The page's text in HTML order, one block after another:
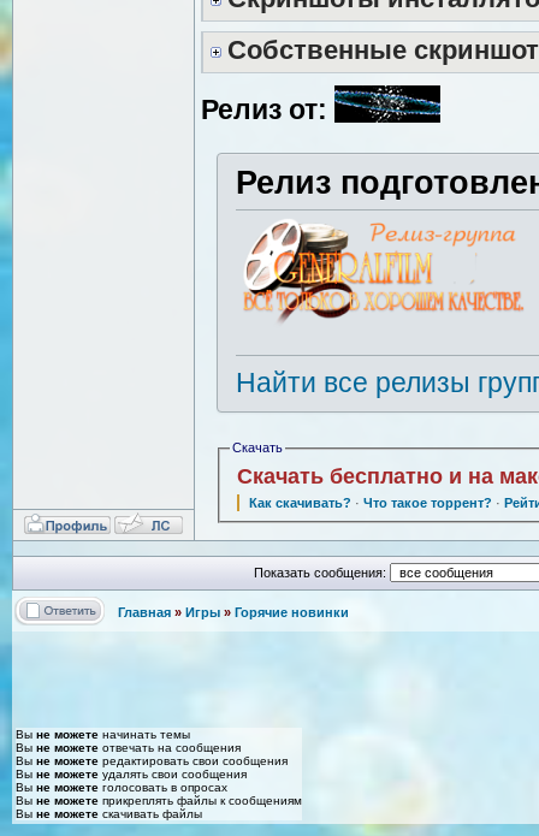
Собственные
Релиз от:
Релиз
Найти все релизы
Скачать
Скачать бесплатно и на
Как скачивать? · Что такое торрент? ·
Показать сообщения:
Главная » Игры » Горячие новинки
Вы не можете начинать темы
Вы не можете отвечать на сообщения
Вы не можете редактировать свои сообщения
Вы не можете удалять свои сообщения
Вы не можете голосовать в опросах
Вы не можете прикреплять файлы к сообщениям
Вы не можете скачивать файлы